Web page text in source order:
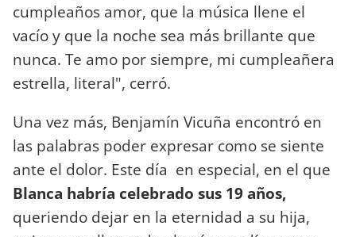
cumpleaños amor, que la música llene el
vacío y que la noche sea más brillante que
nunca. Te amo por siempre, mi cumpleañera
estrella, literal", cerró.
Una vez más, Benjamín Vicuña encontró en
las palabras poder expresar como se siente
ante el dolor. Este día en especial, en el que
Blanca habría celebrado sus 19 años,
queriendo dejar en la eternidad a su hija,